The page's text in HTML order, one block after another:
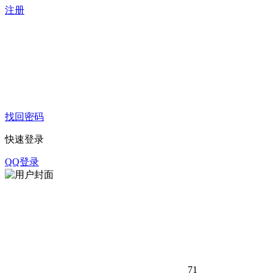
注册
找回密码
快速登录
QQ登录
71